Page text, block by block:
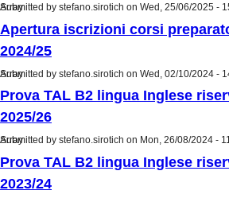
Submitted by stefano.sirotich on Wed, 25/06/2025 -
Array
Apertura iscrizioni corsi
2024/25
Submitted by stefano.sirotich on Wed, 02/10/2024 -
Array
Prova TAL B2 lingua Inglese
2025/26
Submitted by stefano.sirotich on Mon, 26/08/2024 -
Array
Prova TAL B2 lingua Inglese
2023/24